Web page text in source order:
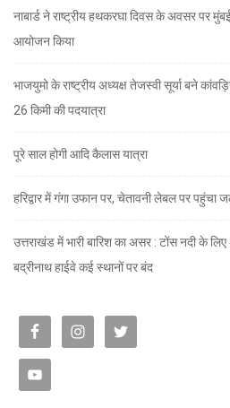
नाबार्ड ने राष्ट्रीय हथकरघा दिवस के अवसर पर
आयोजन किया
भाजयुमो के राष्ट्रीय अध्यक्ष तेजस्वी सूर्या बने
26 किमी की पदयात्रा
पूरे साल होगी आदि कैलास यात्रा
हरिद्वार में गंगा उफान पर, चेतावनी लेबल पर पहुंचा
उत्तराखंड में भारी बारिश का असर : टोंस नदी के
बद्रीनाथ हाईवे कई स्थानों पर बंद